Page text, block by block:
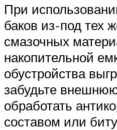
При
баков из-под тех
смазочных
накопительной
обустройства
забудьте
обработать
составом или